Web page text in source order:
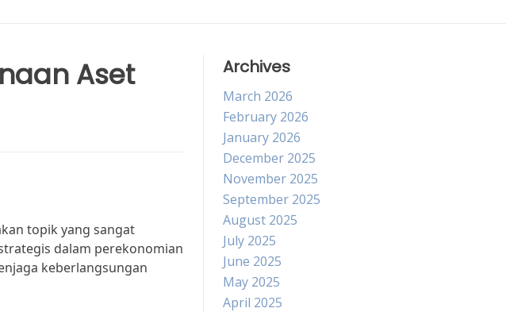
Aset
topik yang sangat
dalam perekonomian
keberlangsungan
Archives
March 2026
February 2026
January 2026
December 2025
November 2025
September 2025
August 2025
July 2025
June 2025
May 2025
April 2025